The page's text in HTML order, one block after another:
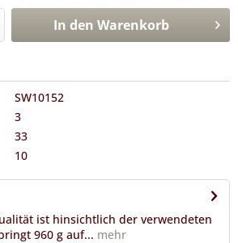
In den Warenkorb
SW10152
3
33
10
ist hinsichtlich der verwendeten
960 g auf... mehr